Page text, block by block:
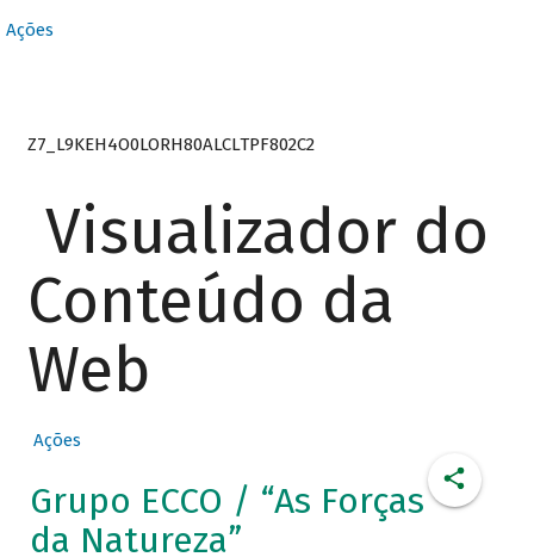
Ações
Z7_L9KEH4O0LORH80ALCLTPF802C2
Visualizador do
Conteúdo da
Web
Ações
Grupo ECCO / “As Forças
da Natureza”